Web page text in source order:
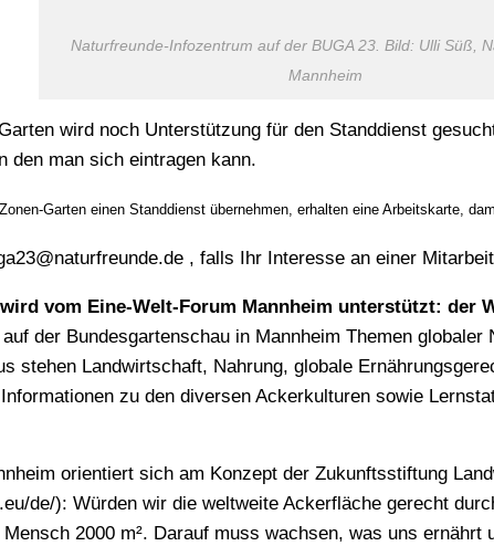
Naturfreunde-Infozentrum auf der BUGA 23. Bild: Ulli Süß,
Mannheim
wird noch Unterstützung für den Standdienst
den man sich eintragen kann.
Garten einen Standdienst übernehmen, erhalten eine Arbeitskarte,
, falls Ihr Interesse an einer
vom Eine-Welt-Forum Mannheim unterstützt: der
der Bundesgartenschau in Mannheim Themen
stehen Landwirtschaft, Nahrung, globale
zu den diversen Ackerkulturen sowie
orientiert sich am Konzept der Zukunftsstiftung
de/): Würden wir die weltweite Ackerfläche gerecht
2000 m². Darauf muss wachsen, was uns